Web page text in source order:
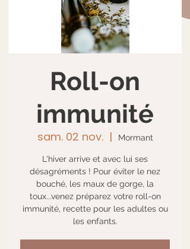
Roll-on
immunité
sam. 02 nov.
  |
Mormant
L'hiver arrive et avec lui ses
désagréments ! Pour éviter le nez
bouché, les maux de gorge, la
toux...venez préparez votre roll-on
immunité, recette pour les adultes ou
les enfants.